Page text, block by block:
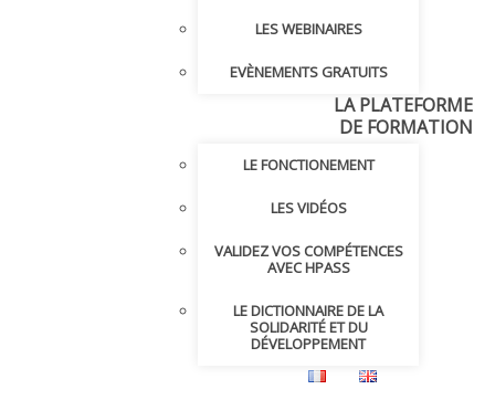
LES WEBINAIRES
EVÈNEMENTS GRATUITS
LA PLATEFORME
DE FORMATION
LE FONCTIONEMENT
LES VIDÉOS
VALIDEZ VOS COMPÉTENCES
AVEC HPASS
LE DICTIONNAIRE DE LA
SOLIDARITÉ ET DU
DÉVELOPPEMENT